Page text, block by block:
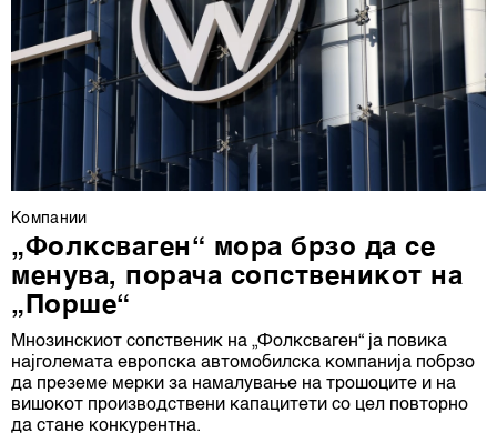
Компании
„Фолксваген“ мора брзо да се
менува, порача сопственикот на
„Порше“
Мнозинскиот сопственик на „Фолксваген“ ја повика
најголемата европска автомобилска компанија побрзо
да преземе мерки за намалување на трошоците и на
вишокот производствени капацитети со цел повторно
да стане конкурентна.